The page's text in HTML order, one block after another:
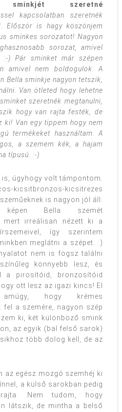
szeretné
kapcsolatban szeretnék
Először is hagy köszönjem
sminkes sorozatot! Nagyon
sorozat, amivel
:-) Pár sminket már szépen
amivel nem boldogulok. A
Bella sminkje nagyon tetszik,
Van ötleted hogy lehetne
szeretnék megtanulni,
hogy van rajta festék, de
ki! Van egy tippem hogy nem
termékeket használtam. A
a szemem kék, a hajam
típusú. :-)
úgyhogy volt támpontom.
kicsitbronzos-kicsitrezes
is nagyon jól áll.
Bella szemét
mert irreálisan nézett ki a
így szerintem
meglátni a szépet. :)
nem is fogsz találni
könnyebb lesz, és
a pirosítóid, bronzosítóid
ott lesz az igazi kincs! El
hogy krémes
fel a szemére, nagyon szép
ki, két különböző smink
az egyik (bal felső sarok)
több dolog kell, de az
az egész mozgó szemhéj ki
a külső sarokban pedig
Nem tudom, hogy
látszik, de mintha a belső